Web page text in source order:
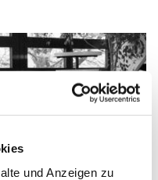
und Anzeigen zu